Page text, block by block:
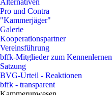
Pro und Contra
"Kammerjäger"
Galerie
Kooperationspartner
Vereinsführung
bffk-Mitglieder zum Kennenlernen
Satzung
BVG-Urteil - Reaktionen
bffk - transparent